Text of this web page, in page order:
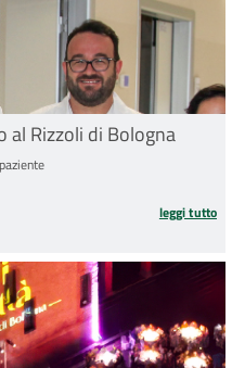
al Rizzoli di Bologna
leggi tutto